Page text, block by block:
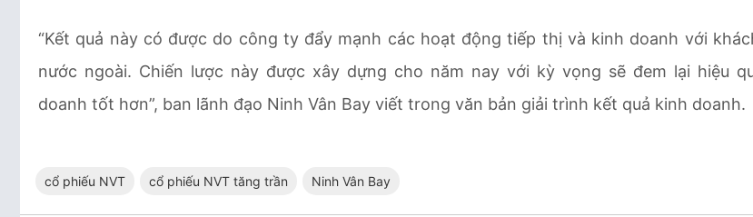
“Kết quả này có được do công ty đẩy mạnh các hoạt động tiếp thị và kinh doanh với
nước ngoài. Chiến lược này được xây dựng cho năm nay với kỳ vọng sẽ đem lại hiệu
doanh tốt hơn”, ban lãnh đạo Ninh Vân Bay viết trong văn bản giải trình kết quả kinh doanh.
cổ phiếu NVT cổ phiếu NVT tăng trần Ninh Vân Bay